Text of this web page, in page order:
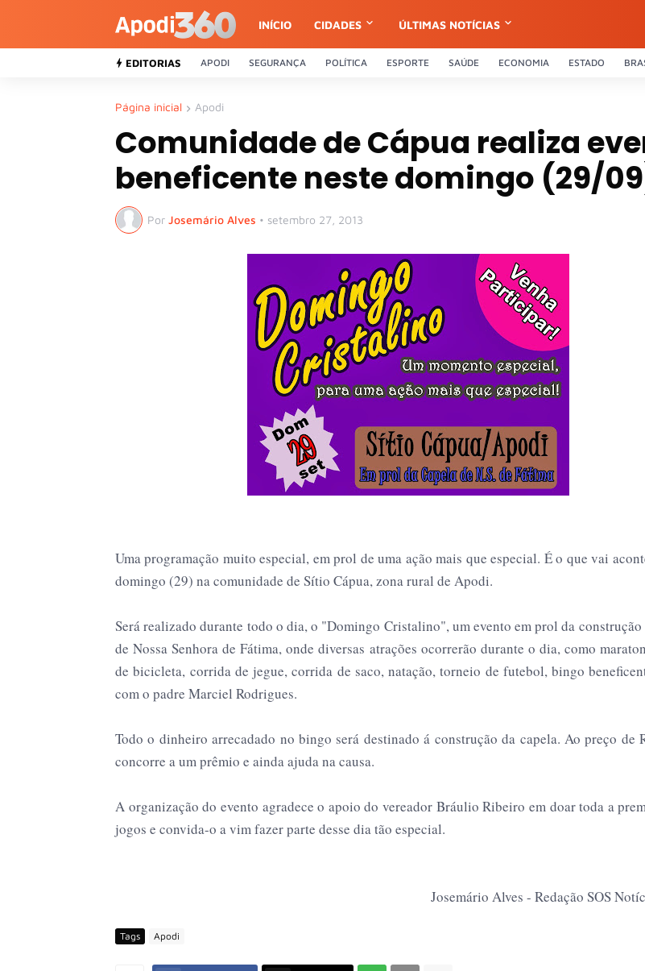
INÍCIO CIDADES ÚLTIMAS NOTÍCIAS
EDITORIAS APODI SEGURANÇA POLÍTICA ESPORTE SAÚDE ECONOMIA ESTADO
Página inicial Apodi
Comunidade de Cápua realiza
beneficente neste domingo (29/
Por Josemário Alves • setembro 27, 2013
Uma programação muito especial, em prol de uma ação mais que especial. É o que vai
domingo (29) na comunidade de Sítio Cápua, zona rural de Apodi.
Será realizado durante todo o dia, o "Domingo Cristalino", um evento em prol da construção
de Nossa Senhora de Fátima, onde diversas atrações ocorrerão durante o dia, como
de bicicleta, corrida de jegue, corrida de saco, natação, torneio de futebol, bingo
com o padre Marciel Rodrigues.
Todo o dinheiro arrecadado no bingo será destinado á construção da capela. Ao preço de
concorre a um prêmio e ainda ajuda na causa.
A organização do evento agradece o apoio do vereador Bráulio Ribeiro em doar toda a
jogos e convida-o a vim fazer parte desse dia tão especial.
Josemário Alves - Redação SOS
Tags Apodi